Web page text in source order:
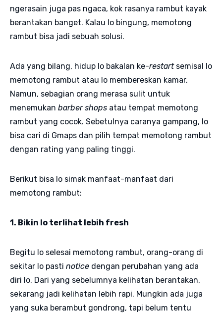
ngerasain juga pas ngaca, kok rasanya rambut kayak
berantakan banget. Kalau lo bingung, memotong
rambut bisa jadi sebuah solusi.
Ada yang bilang, hidup lo bakalan ke-restartsemisal lo
memotong rambut atau lo membereskan kamar.
Namun, sebagian orang merasa sulit untuk
menemukan barber shops atau tempat memotong
rambut yang cocok. Sebetulnya caranya gampang, lo
bisa cari di Gmaps dan pilih tempat memotong rambut
dengan rating yang paling tinggi.
Berikut bisa lo simak manfaat-manfaat dari
memotong rambut:
1. Bikin lo terlihat lebih fresh
Begitu lo selesai memotong rambut, orang-orang di
sekitar lo pasti notice dengan perubahan yang ada
diri lo. Dari yang sebelumnya kelihatan berantakan,
sekarang jadi kelihatan lebih rapi. Mungkin ada juga
yang suka berambut gondrong, tapi belum tentu